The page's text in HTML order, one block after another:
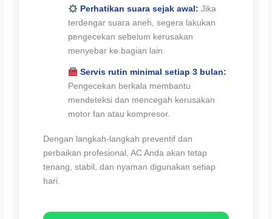
Perhatikan suara sejak awal: Jika
terdengar suara aneh, segera lakukan
pengecekan sebelum kerusakan
menyebar ke bagian lain.
Servis rutin minimal setiap 3 bulan:
Pengecekan berkala membantu
mendeteksi dan mencegah kerusakan
motor fan atau kompresor.
Dengan langkah-langkah preventif dan
perbaikan profesional, AC Anda akan tetap
tenang, stabil, dan nyaman digunakan setiap
hari.